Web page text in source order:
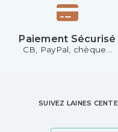
Paiement Sécurisé
CB, PayPal, chèque...
SUIVEZ LAINES